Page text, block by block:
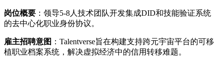
岗位概要 ：领导5-8人技术团队开发集成DID和技能验证系统
的去中心化职业身份协议。
雇主招聘意图 ：Talentverse旨在构建支持跨元宇宙平台的可移
植职业档案系统，解决虚拟经济中的信用转移难题。